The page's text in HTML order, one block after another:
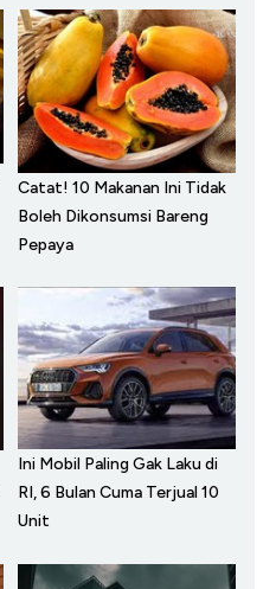
Catat! 10 Makanan Ini Tidak
Boleh Dikonsumsi Bareng
Pepaya
Ini Mobil Paling Gak Laku di
RI, 6 Bulan Cuma Terjual 10
Unit